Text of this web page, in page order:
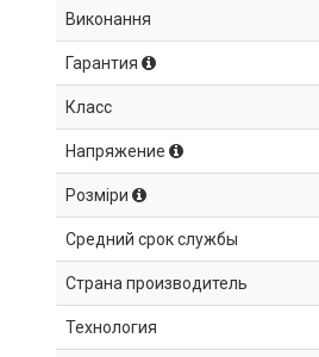
Виконання
Гарантия
Класс
Напряжение
Розміри
Средний срок службы
Страна производитель
Технология